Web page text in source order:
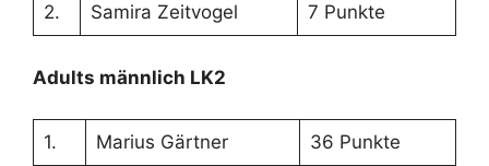
2. Samira Zeitvogel 7 Punkte
Adults männlich LK2
1. Marius Gärtner 36 Punkte